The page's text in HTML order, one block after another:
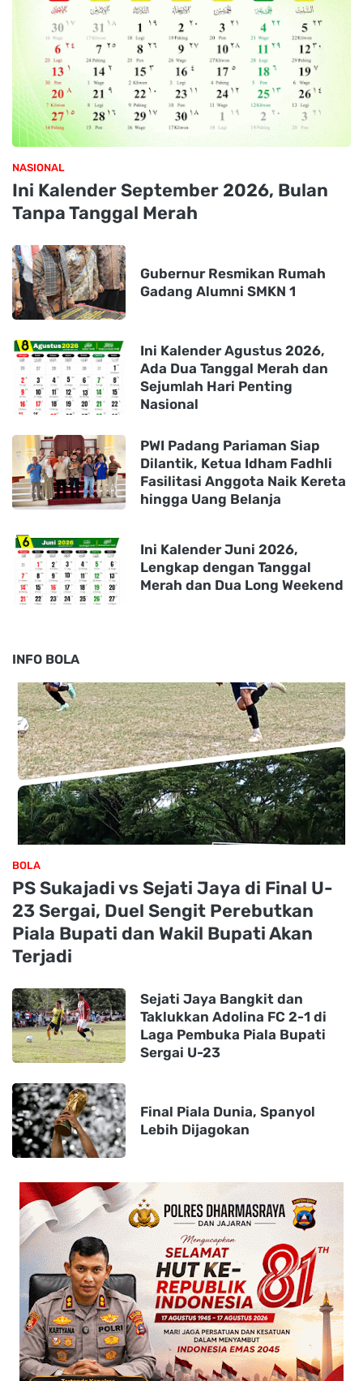
NASIONAL
Ini Kalender September 2026, Bulan
Tanpa Tanggal Merah
Gubernur Resmikan Rumah
Gadang Alumni SMKN 1
Ini Kalender Agustus 2026,
Ada Dua Tanggal Merah dan
Sejumlah Hari Penting
Nasional
PWI Padang Pariaman Siap
Dilantik, Ketua Idham Fadhli
Fasilitasi Anggota Naik Kereta
hingga Uang Belanja
Ini Kalender Juni 2026,
Lengkap dengan Tanggal
Merah dan Dua Long Weekend
INFO BOLA
BOLA
PS Sukajadi vs Sejati Jaya di Final U-
23 Sergai, Duel Sengit Perebutkan
Piala Bupati dan Wakil Bupati Akan
Terjadi
Sejati Jaya Bangkit dan
Taklukkan Adolina FC 2-1 di
Laga Pembuka Piala Bupati
Sergai U-23
Final Piala Dunia, Spanyol
Lebih Dijagokan